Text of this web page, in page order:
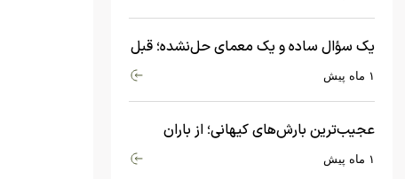
یک سؤال ساده و یک معمای حل‌نشده؛ قبل
از بیگ‌بنگ و آغاز جهان چه چیزی وجود۱ ماه پیش
عجیب‌ترین بارش‌های کیهانی؛ از باران
جواهرات گران‌قیمت تا بارش آهن و شیشه۱ ماه پیش